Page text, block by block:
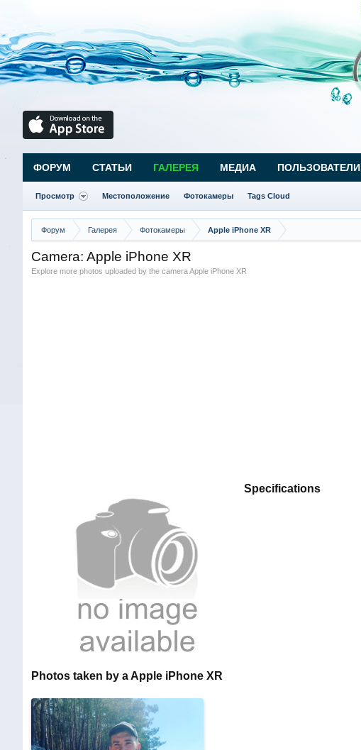
Форум Галерея Фотокамеры Apple iPhone XR
Camera: Apple iPhone XR
Explore more photos uploaded by the camera Apple iPhone XR
Specifications
Photos taken by a Apple iPhone XR
ФОРУМ СТАТЬИ ГАЛЕРЕЯ
Просмотр Местоположение Фотокамеры Tags Cloud
МЕДИА ПОЛЬЗОВАТЕЛИ